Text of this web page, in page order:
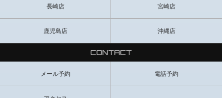
長崎店 宮崎店
鹿児島店 沖縄店
CONTACT
メール予約 電話予約